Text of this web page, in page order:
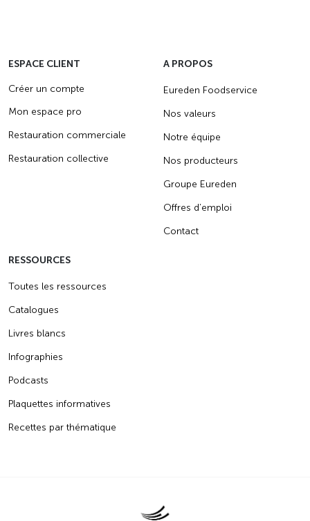
ESPACE CLIENT
Créer un compte
Mon espace pro
Restauration commerciale
Restauration collective
A PROPOS
Eureden Foodservice
Nos valeurs
Notre équipe
Nos producteurs
Groupe Eureden
Offres d’emploi
Contact
RESSOURCES
Toutes les ressources
Catalogues
Livres blancs
Infographies
Podcasts
Plaquettes informatives
Recettes par thématique